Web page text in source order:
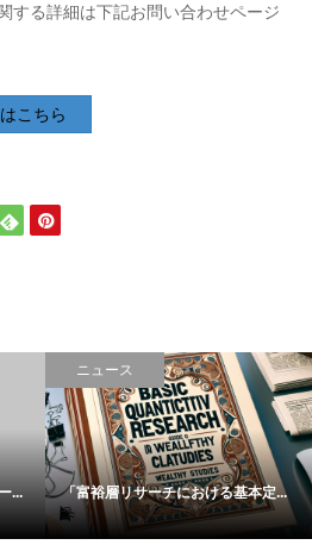
する詳細は下記お問い合わせページ
こちら
...
ニュース
「富裕層リサーチにおける基本定...